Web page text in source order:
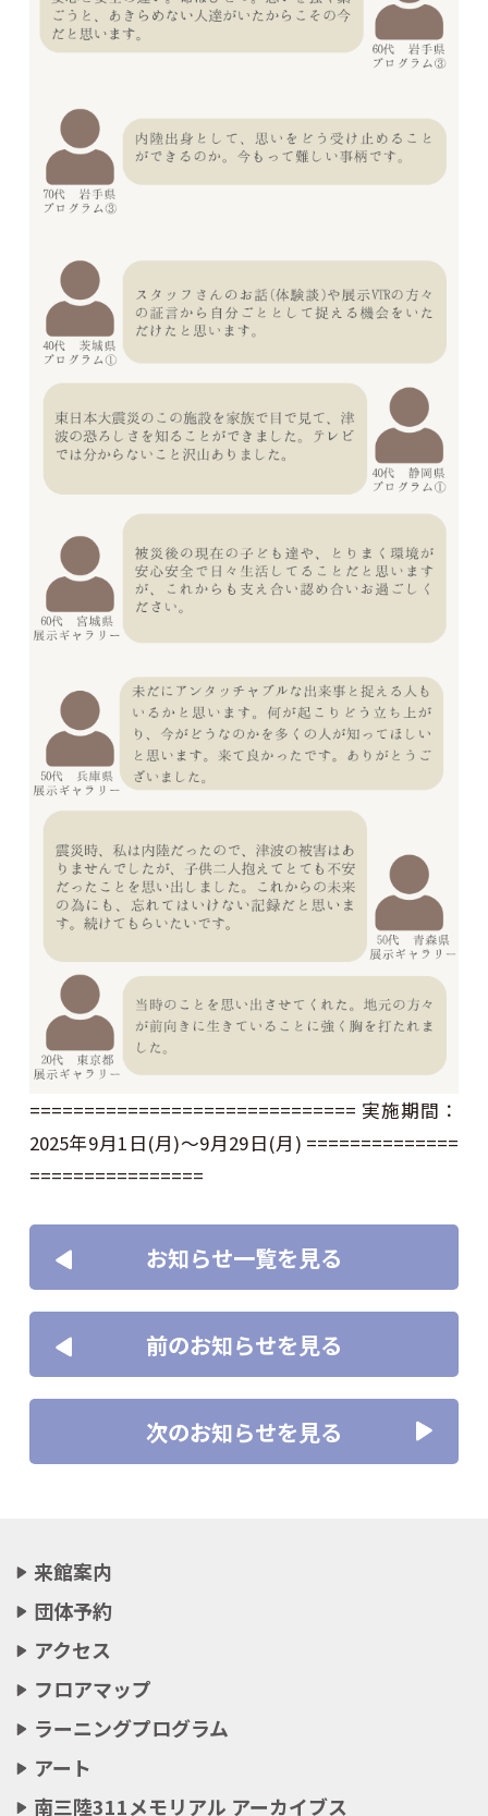
============================== 実施期間：
2025年9月1日(月)～9月29日(月) ==============
================
お知らせ一覧を見る
前のお知らせを見る
次のお知らせを見る
来館案内
団体予約
アクセス
フロアマップ
ラーニングプログラム
アート
南三陸311メモリアル アーカイブス